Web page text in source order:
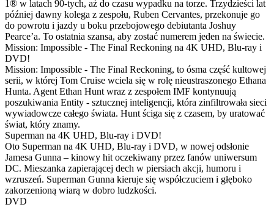
1® w latach 90-tych, aż do czasu wypadku na torze. Trzydzieści lat
później dawny kolega z zespołu, Ruben Cervantes, przekonuje go
do powrotu i jazdy u boku przebojowego debiutanta Joshuy
Pearce’a. To ostatnia szansa, aby zostać numerem jeden na świecie.
Mission: Impossible - The Final Reckoning na 4K UHD, Blu-ray i
DVD!
Mission: Impossible - The Final Reckoning, to ósma część kultowej
serii, w której Tom Cruise wciela się w rolę nieustraszonego Ethana
Hunta. Agent Ethan Hunt wraz z zespołem IMF kontynuują
poszukiwania Entity - sztucznej inteligencji, która zinfiltrowała sieci
wywiadowcze całego świata. Hunt ściga się z czasem, by uratować
świat, który znamy.
Superman na 4K UHD, Blu-ray i DVD!
Oto Superman na 4K UHD, Blu-ray i DVD, w nowej odsłonie
Jamesa Gunna – kinowy hit oczekiwany przez fanów uniwersum
DC. Mieszanka zapierającej dech w piersiach akcji, humoru i
wzruszeń. Superman Gunna kieruje się współczuciem i głęboko
zakorzenioną wiarą w dobro ludzkości.
DVD